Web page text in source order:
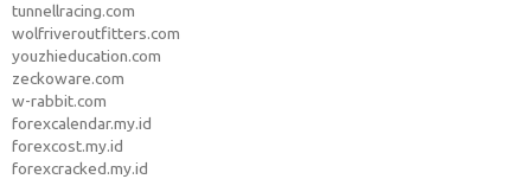
tunnellracing.com
wolfriveroutfitters.com
youzhieducation.com
zeckoware.com
w-rabbit.com
forexcalendar.my.id
forexcost.my.id
forexcracked.my.id